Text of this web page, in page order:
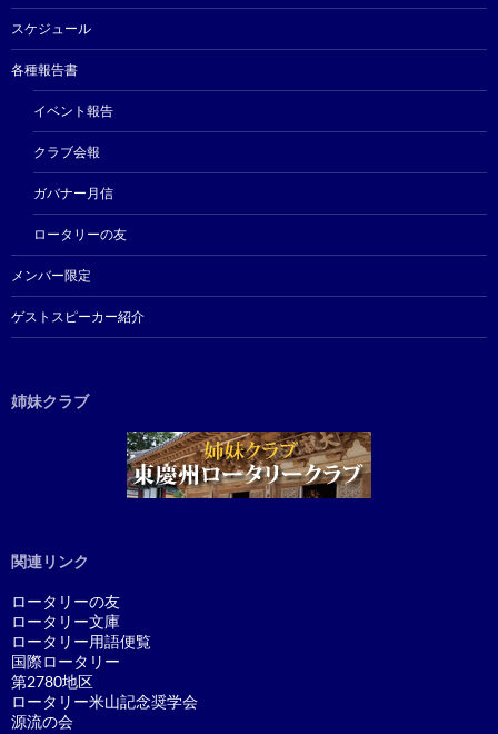
スケジュール
各種報告書
イベント報告
クラブ会報
ガバナー月信
ロータリーの友
メンバー限定
ゲストスピーカー紹介
姉妹クラブ
関連リンク
ロータリーの友
ロータリー文庫
ロータリー用語便覧
国際ロータリー
第2780地区
ロータリー米山記念奨学会
源流の会